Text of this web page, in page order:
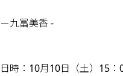
－九冨美香 -
日時：10月10日（土）15